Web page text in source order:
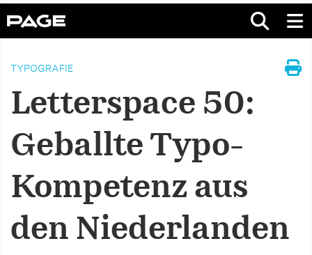
TYPOGRAFIE
Letterspace 50:
Geballte Typo-
Kompetenz aus
den Niederlanden